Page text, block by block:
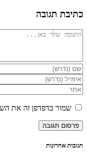
כתיבת תגובה
להגיב
הזן
את
השם
שלך
או
שם
משתמש
כדי
הזן
את
כתובת
דואר
האלקטרוני
שלך
כדי
הזן
את
כתובת
האינטרנט
שלך
שמור בדפדפן זה את
תגובות אחרונות